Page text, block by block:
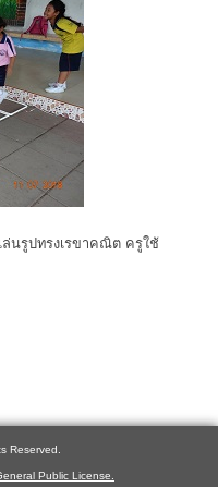
นรูปทรงเรขาคณิต ครูใช้
Reserved.
Public License.